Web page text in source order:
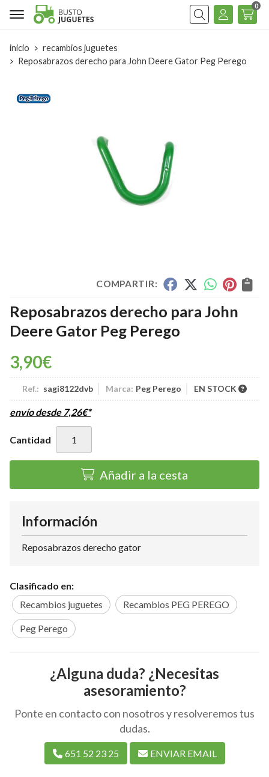
Buscar
0
inicio
recambios juguetes
Reposabrazos derecho para John Deere Gator Peg Perego
COMPARTIR:
Reposabrazos derecho para John
Deere Gator Peg Perego
3,90€
Ref.: sagi8122dvb Marca: Peg Perego EN STOCK
envío desde 7,26€*
Cantidad
Añadir a la cesta
Información
Reposabrazos derecho gator
Clasificado en:
Recambios juguetes
Recambios PEG PEREGO
Peg Perego
¿Alguna duda? ¿Necesitas
asesoramiento?
Ponte en contacto con nosotros y resolveremos tus
dudas.
651 52 23 25 ENVIAR EMAIL